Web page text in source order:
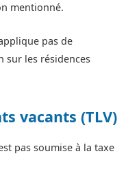
mentionné.
pas de
sur les résidences
vacants (TLV)
pas soumise à la taxe